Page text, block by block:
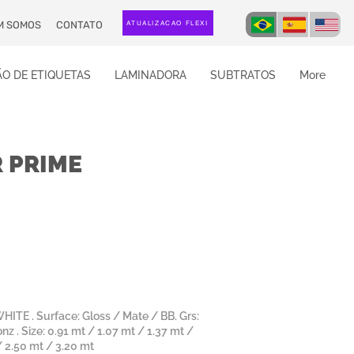
SOMOS CONTATO ATUALIZAÇÃO FLEXI
DE ETIQUETAS LAMINADORA SUBTRATOS More
PRIME
. Surface: Gloss / Mate / BB. Grs:
. Size: 0.91 mt / 1.07 mt / 1.37 mt /
2.50 mt / 3.20 mt